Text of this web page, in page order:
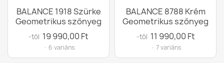
BALANCE 1918 Szürke
Geometrikus szőnyeg
-tól 19 990,00 Ft
· 6 variáns
BALANCE 8788 Krém
Geometrikus szőnyeg
-tól 11 990,00 Ft
· 7 variáns